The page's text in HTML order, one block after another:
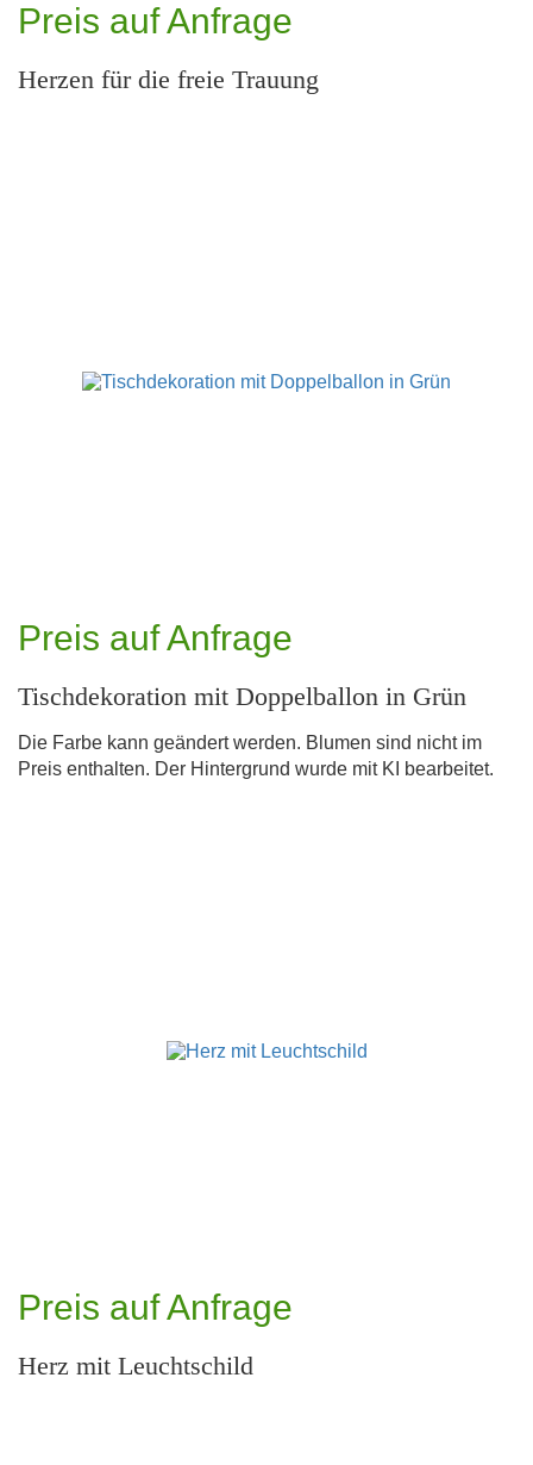
Preis auf Anfrage
Herzen für die freie Trauung
Preis auf Anfrage
Tischdekoration mit Doppelballon in Grün
Die Farbe kann geändert werden. Blumen sind nicht im
Preis enthalten. Der Hintergrund wurde mit KI bearbeitet.
Preis auf Anfrage
Herz mit Leuchtschild